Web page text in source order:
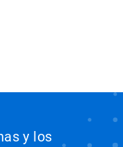
y los